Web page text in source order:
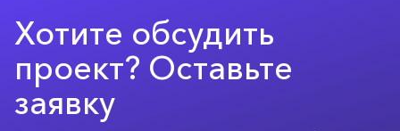
Хотите обсудить
проект? Оставьте
заявку